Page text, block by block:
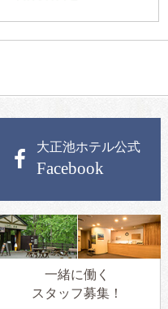
大正池ホテル公式
Facebook
一緒に働く
スタッフ募集！